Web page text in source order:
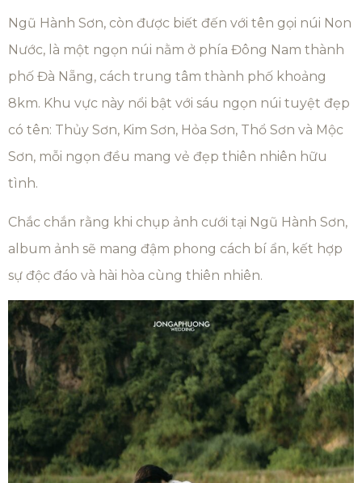
Ngũ Hành Sơn, còn được biết đến với tên gọi núi Non
Nước, là một ngọn núi nằm ở phía Đông Nam thành
phố Đà Nẵng, cách trung tâm thành phố khoảng
8km. Khu vực này nổi bật với sáu ngọn núi tuyệt đẹp
có tên: Thủy Sơn, Kim Sơn, Hỏa Sơn, Thổ Sơn và Mộc
Sơn, mỗi ngọn đều mang vẻ đẹp thiên nhiên hữu
tình.
Chắc chắn rằng khi chụp ảnh cưới tại Ngũ Hành Sơn,
album ảnh sẽ mang đậm phong cách bí ẩn, kết hợp
sự độc đáo và hài hòa cùng thiên nhiên.